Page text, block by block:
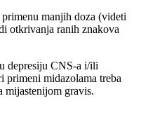
manjih doza (videti
otkrivanja ranih znakova
depresiju CNS-a i/ili
primeni midazolama treba
mijastenijom gravis.